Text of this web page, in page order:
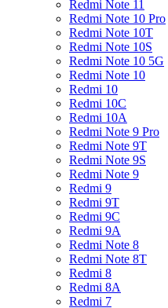
Redmi Note 11
Redmi Note 10 Pro
Redmi Note 10T
Redmi Note 10S
Redmi Note 10 5G
Redmi Note 10
Redmi 10
Redmi 10C
Redmi 10A
Redmi Note 9 Pro
Redmi Note 9T
Redmi Note 9S
Redmi Note 9
Redmi 9
Redmi 9T
Redmi 9C
Redmi 9A
Redmi Note 8
Redmi Note 8T
Redmi 8
Redmi 8A
Redmi 7